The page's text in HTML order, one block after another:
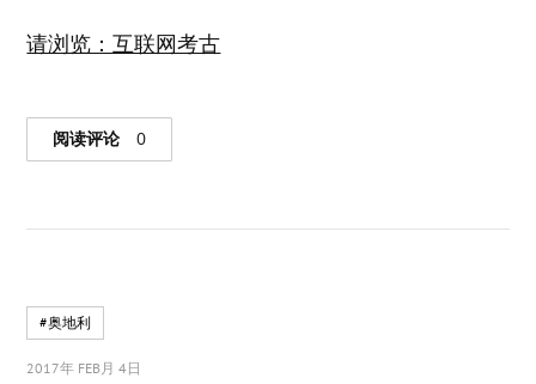
请浏览：互联网考古
阅读评论 0
#奥地利
2017年 FEB月 4日